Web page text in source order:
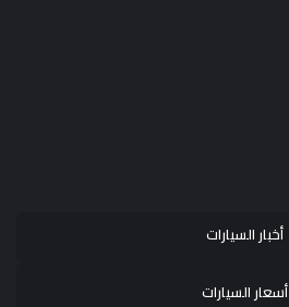
أخبار السيارات
أسعار السيارات